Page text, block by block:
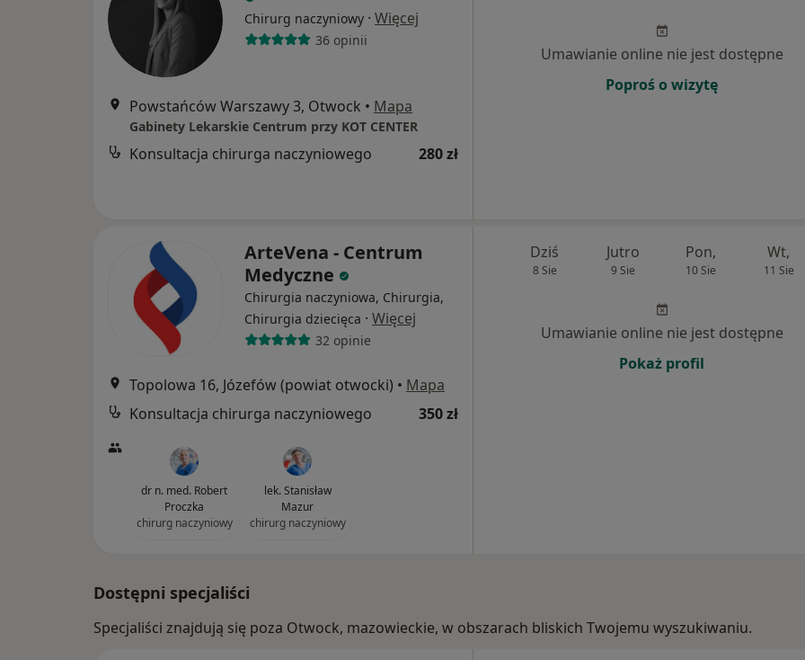
Chirurg naczyniowy · Więcej
36 opinii
Powstańców Warszawy 3, Otwock • Mapa
Gabinety Lekarskie Centrum przy KOT CENTER
Konsultacja chirurga naczyniowego 280 zł
Umawianie online nie jest dostępne
Poproś o wizytę
ArteVena - Centrum
Medyczne
Chirurgia naczyniowa, Chirurgia,
Chirurgia dziecięca · Więcej
32 opinie
Topolowa 16, Józefów (powiat otwocki) • Mapa
Konsultacja chirurga naczyniowego
350 zł
dr n. med. Robert
Proczka
chirurg naczyniowy
lek. Stanisław
Mazur
chirurg naczyniowy
Dziś
8 Sie
Jutro
9 Sie
Pon,
10 Sie
Wt,
11 Sie
Umawianie online nie jest dostępne
Pokaż profil
Dostępni specjaliści
Specjaliści znajdują się poza Otwock, mazowieckie, w obszarach bliskich Twojemu wyszukiwaniu.